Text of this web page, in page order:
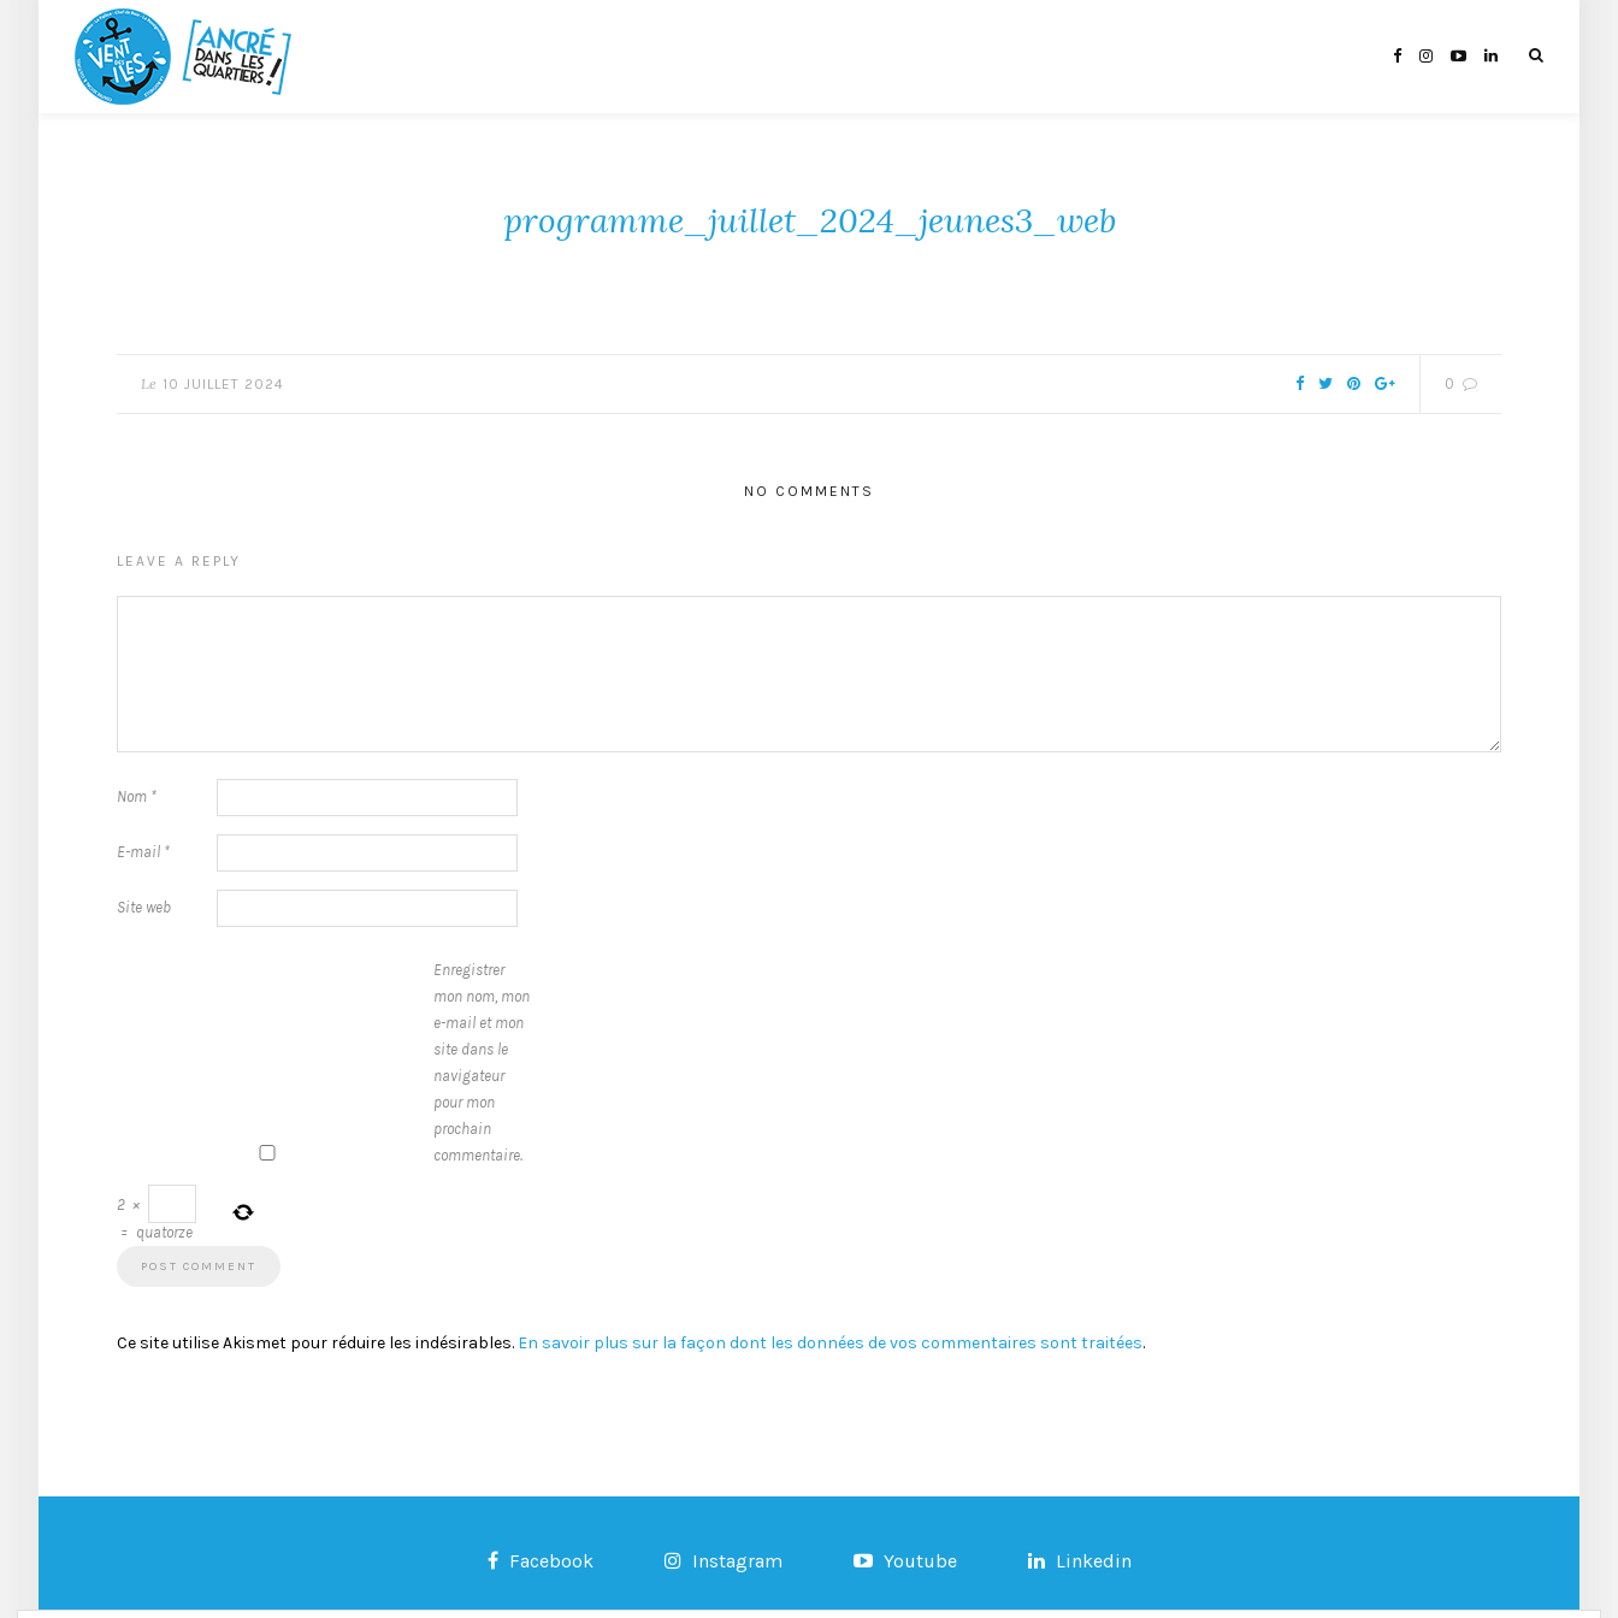
programme_juillet_2024_jeunes3_web
Le 10 JUILLET 2024 0
NO COMMENTS
LEAVE A REPLY
Nom *
E-mail *
Site web
Enregistrer
mon nom, mon
e-mail et mon
site dans le
navigateur
pour mon
prochain
commentaire.
2 ×
= quatorze
Ce site utilise Akismet pour réduire les indésirables. En savoir plus sur la façon dont les données de vos commentaires sont traitées.
Facebook Instagram Youtube Linkedin